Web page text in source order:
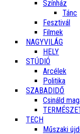
Színház
Tánc
Fesztivál
Filmek
NAGYVILÁG
HELY
STÚDIÓ
Arcélek
Politika
SZABADIDŐ
Csináld
TECH
Műszaki